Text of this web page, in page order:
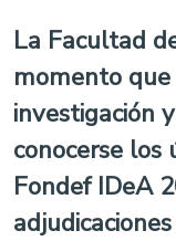
La Facultad
momento
investigación
conocerse
Fondef IDeA